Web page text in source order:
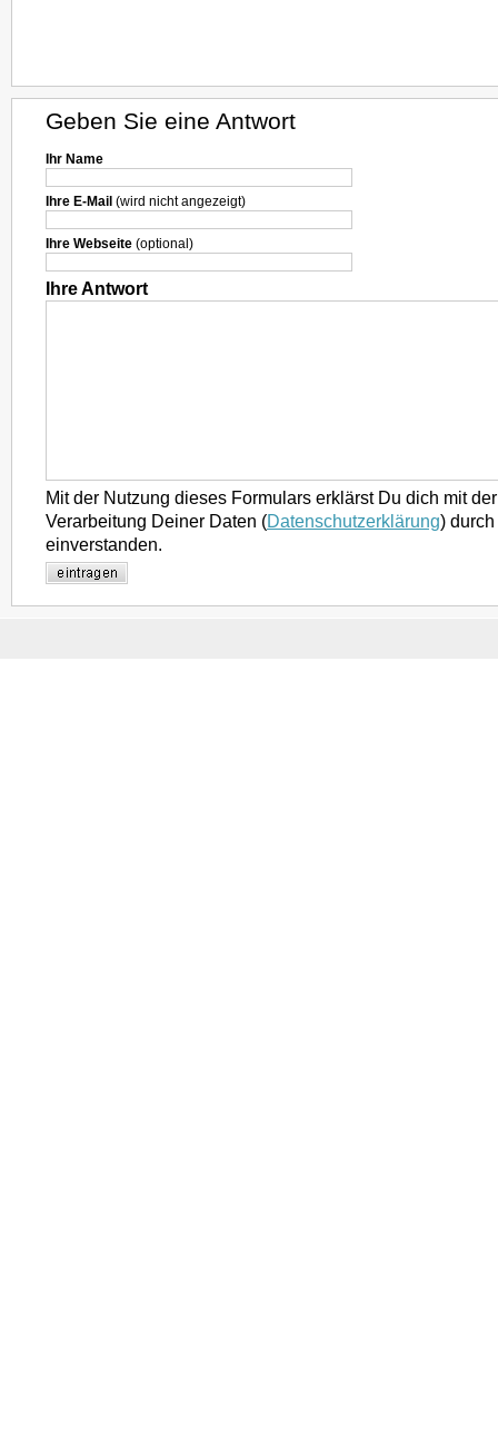
Geben Sie eine Antwort
Ihr Name
Ihre E-Mail (wird nicht angezeigt)
Ihre Webseite (optional)
Ihre Antwort
Mit der Nutzung dieses Formulars erklärst Du dich mit
Verarbeitung Deiner Daten (Datenschutzerklärung)
einverstanden.